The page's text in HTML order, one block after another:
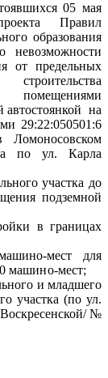
05 мая
Правил
образования
невозможности
от предельных
на
29:22:050501:6
по ул. Карла
участка до
подземной
в границах
мест для
машино-мест;
и младшего
участка (по ул.
№